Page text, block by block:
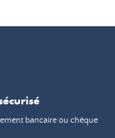
bancaire ou chèque